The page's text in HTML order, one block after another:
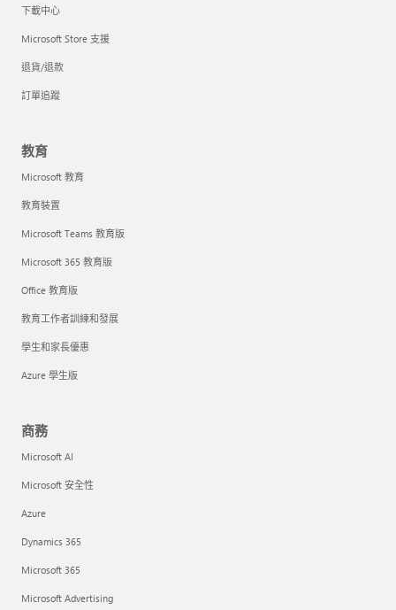
下載中心
Microsoft Store 支援
退貨/退款
訂單追蹤
教育
Microsoft 教育
教育裝置
Microsoft Teams 教育版
Microsoft 365 教育版
Office 教育版
教育工作者訓練和發展
學生和家長優惠
Azure 學生版
商務
Microsoft AI
Microsoft 安全性
Azure
Dynamics 365
Microsoft 365
Microsoft Advertising